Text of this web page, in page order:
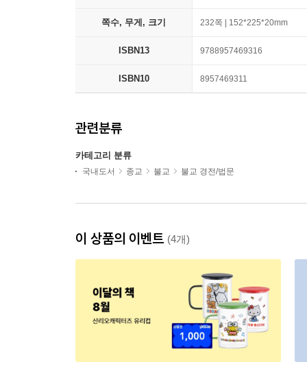
쪽수, 무게, 크기 232쪽 | 152*225*20mm
ISBN13 9788957469316
ISBN10 8957469311
관련분류
카테고리 분류
국내도서 종교 불교 불교 경전/법문
이 상품의 이벤트 (4개)